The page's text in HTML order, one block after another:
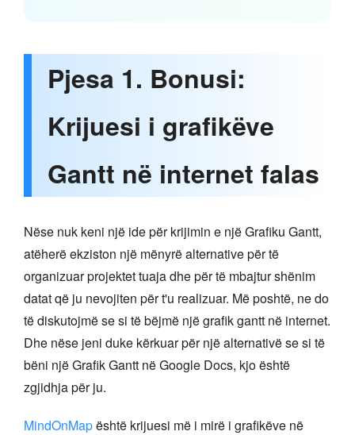
Pjesa 1. Bonusi:
Krijuesi i grafikëve
Gantt në internet falas
Nëse nuk keni një ide për krijimin e një Grafiku Gantt,
atëherë ekziston një mënyrë alternative për të
organizuar projektet tuaja dhe për të mbajtur shënim
datat që ju nevojiten për t'u realizuar. Më poshtë, ne do
të diskutojmë se si të bëjmë një grafik gantt në internet.
Dhe nëse jeni duke kërkuar për një alternativë se si të
bëni një Grafik Gantt në Google Docs, kjo është
zgjidhja për ju.
MindOnMapështë krijuesi më i mirë i grafikëve në